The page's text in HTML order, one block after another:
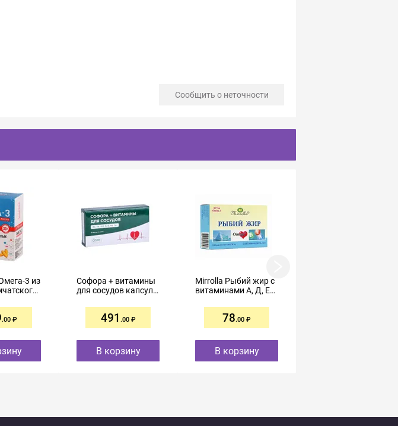
Сообщить о неточности
3 из
.00
Софора + витамины
для сосудов капсулы
491 .00
В корзину
Mirrolla Рыбий жир с
витаминами А, Д, Е
78.00
В корзину